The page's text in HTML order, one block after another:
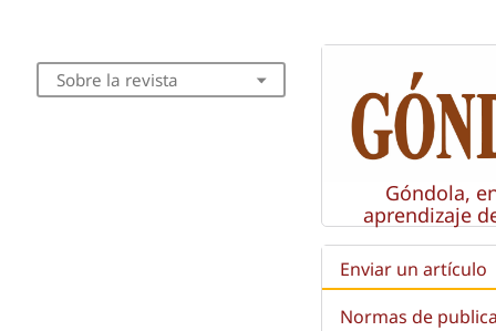
Sobre la revista
Góndola,
aprendizaje
Enviar un artículo
Normas de